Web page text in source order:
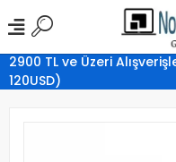
2900 TL ve Üzeri
120USD)